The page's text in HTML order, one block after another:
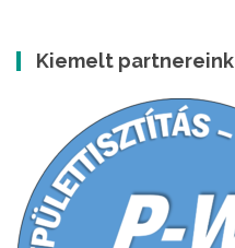
Kiemelt partnereink